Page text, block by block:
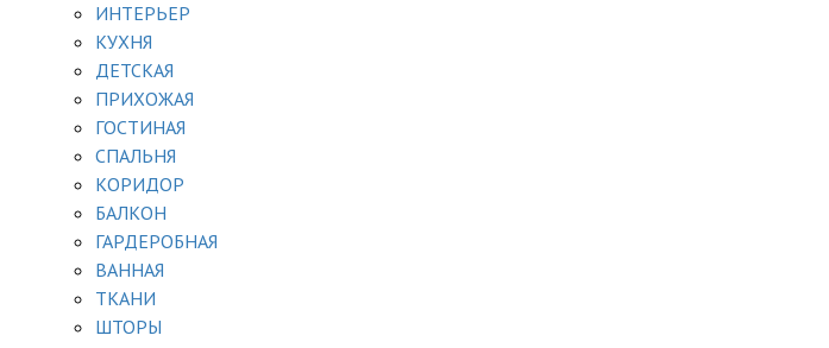
ИНТЕРЬЕР
КУХНЯ
ДЕТСКАЯ
ПРИХОЖАЯ
ГОСТИНАЯ
СПАЛЬНЯ
КОРИДОР
БАЛКОН
ГАРДЕРОБНАЯ
ВАННАЯ
ТКАНИ
ШТОРЫ